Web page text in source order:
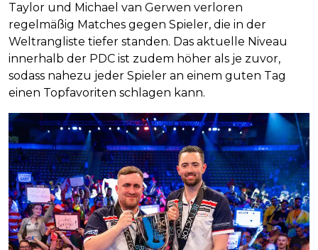
Taylor und Michael van Gerwen verloren
regelmäßig Matches gegen Spieler, die in der
Weltrangliste tiefer standen. Das aktuelle Niveau
innerhalb der PDC ist zudem höher als je zuvor,
sodass nahezu jeder Spieler an einem guten Tag
einen Topfavoriten schlagen kann.